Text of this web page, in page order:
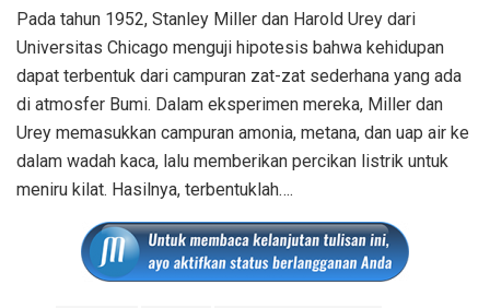
Pada tahun 1952, Stanley Miller dan Harold Urey dari
Universitas Chicago menguji hipotesis bahwa kehidupan
dapat terbentuk dari campuran zat-zat sederhana yang ada
di atmosfer Bumi. Dalam eksperimen mereka, Miller dan
Urey memasukkan campuran amonia, metana, dan uap air ke
dalam wadah kaca, lalu memberikan percikan listrik untuk
meniru kilat. Hasilnya, terbentuklah….